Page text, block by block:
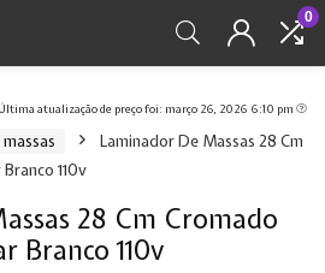
0
Última atualização de preço foi: março 26, 2026 6:10 pm
Laminador De Massas 28 Cm
110v
28 Cm Cromado
Branco 110v